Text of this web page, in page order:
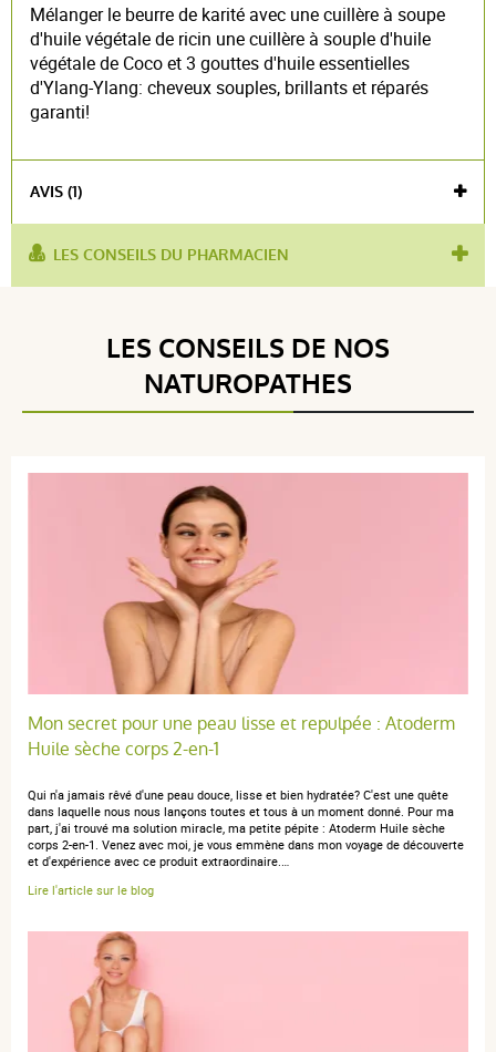
Mélanger le beurre de karité avec une cuillère à soupe
d'huile végétale de ricin une cuillère à souple d'huile
végétale de Coco et 3 gouttes d'huile essentielles
d'Ylang-Ylang: cheveux souples, brillants et réparés
garanti!
AVIS (1)
Avis soumis à un contrôle
4 / 5
5 étoiles
4 étoiles
3 étoiles
2 étoiles
1 étoile
Trier l'affichage des avis
Olivia D.publié le 26 août 2025 suite à une commande du 04 août
2025
4 / 5
LES CONSEILS DU PHARMACIEN
LES CONSEILS DE NOS
NATUROPATHES
Mon secret pour une peau lisse et repulpée : Atoderm
Huile sèche corps 2-en-1
Qui n'a jamais rêvé d'une peau douce, lisse et bien hydratée? C'est une quête
dans laquelle nous nous lançons toutes et tous à un moment donné. Pour ma
part, j'ai trouvé ma solution miracle, ma petite pépite : Atoderm Huile sèche
corps 2-en-1. Venez avec moi, je vous emmène dans mon voyage de découverte
et d'expérience avec ce produit extraordinaire.…
Lire l'article sur le blog